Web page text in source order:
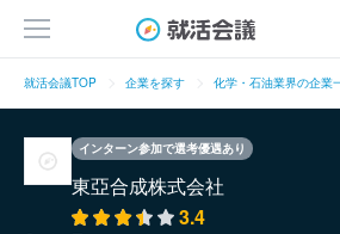
就活会議TOP 企業を探す 化学・石油業界の企業
インターン参加で選考優遇あり
東亞合成株式会社
3.4